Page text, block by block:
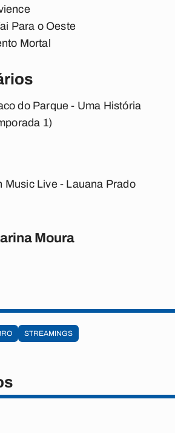
Para o Oeste
Mortal
do Parque - Uma História
1)
Music Live - Lauana Prado
Moura
STREAMINGS